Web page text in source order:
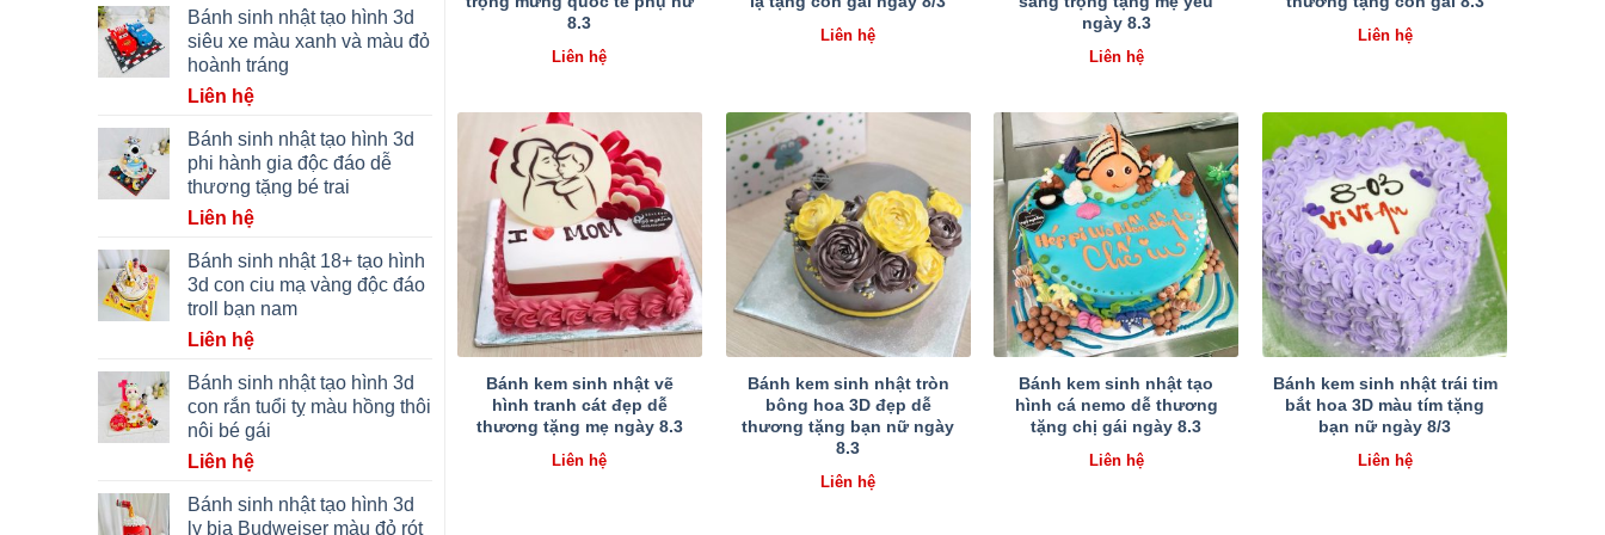
Bánh sinh nhật tạo hình 3d
siêu xe màu xanh và màu đỏ
hoành tráng
Liên hệ
Bánh sinh nhật tạo hình 3d
phi hành gia độc đáo dễ
thương tặng bé trai
Liên hệ
Bánh sinh nhật 18+ tạo hình
3d con ciu mạ vàng độc đáo
troll bạn nam
Liên hệ
Bánh sinh nhật tạo hình 3d
con rắn tuổi tỵ màu hồng thôi
nôi bé gái
Liên hệ
Bánh sinh nhật tạo hình 3d
ly bia Budweiser màu đỏ rót
8.3
Liên hệ
Liên hệ
ngày 8.3
Liên hệ
Liên hệ
Bánh kem sinh nhật vẽ
hình tranh cát đẹp dễ
thương tặng mẹ ngày 8.3
Liên hệ
Bánh kem sinh nhật tròn
bông hoa 3D đẹp dễ
thương tặng bạn nữ ngày
8.3
Liên hệ
Bánh kem sinh nhật tạo
hình cá nemo dễ thương
tặng chị gái ngày 8.3
Liên hệ
Bánh kem sinh nhật trái tim
bắt hoa 3D màu tím tặng
bạn nữ ngày 8/3
Liên hệ